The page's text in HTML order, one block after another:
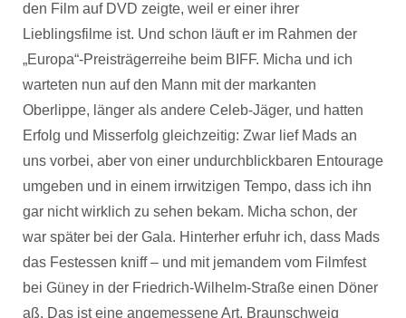
den Film auf DVD zeigte, weil er einer ihrer
Lieblingsfilme ist. Und schon läuft er im Rahmen der
„Europa“-Preisträgerreihe beim BIFF. Micha und ich
warteten nun auf den Mann mit der markanten
Oberlippe, länger als andere Celeb-Jäger, und hatten
Erfolg und Misserfolg gleichzeitig: Zwar lief Mads an
uns vorbei, aber von einer undurchblickbaren Entourage
umgeben und in einem irrwitzigen Tempo, dass ich ihn
gar nicht wirklich zu sehen bekam. Micha schon, der
war später bei der Gala. Hinterher erfuhr ich, dass Mads
das Festessen kniff – und mit jemandem vom Filmfest
bei Güney in der Friedrich-Wilhelm-Straße einen Döner
aß. Das ist eine angemessene Art, Braunschweig